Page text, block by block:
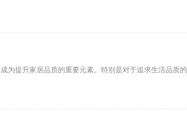
提升家居品质的重要元素。特别是对于追求生活品质的